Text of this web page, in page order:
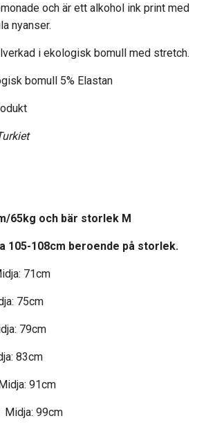
och är ett alkohol ink print med
nyanser.
i ekologisk bomull med stretch.
bomull 5% Elastan
65kg och bär storlek M
105-108cm beroende på storlek.
71cm
75cm
79cm
83cm
91cm
99cm